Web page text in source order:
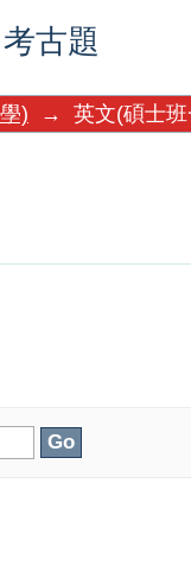
考古題
) → 英文(碩士